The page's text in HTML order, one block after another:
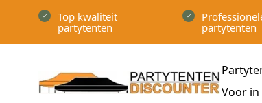
Top kwaliteit
partytenten
partytenten
Voor in